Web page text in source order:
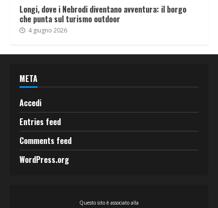
Longi, dove i Nebrodi diventano avventura: il borgo
che punta sul turismo outdoor
4 giugno 2026
META
Accedi
Entries feed
Comments feed
WordPress.org
Questo sito è associato alla